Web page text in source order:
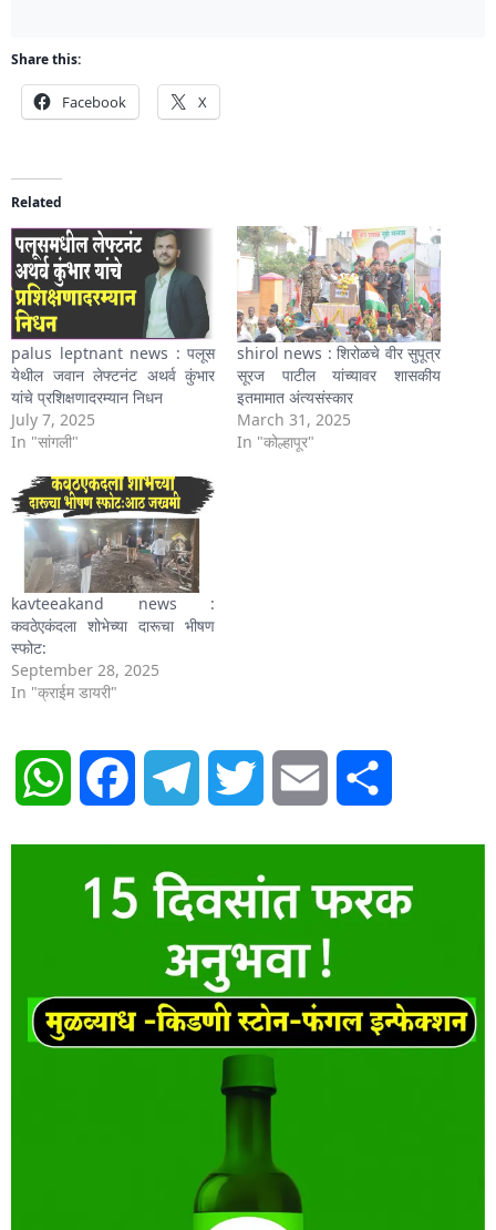
Share this:
Facebook X
Related
palus leptnant news : पलूस
येथील जवान लेफ्टनंट अथर्व कुंभार
यांचे प्रशिक्षणादरम्यान निधन
July 7, 2025
In "सांगली"
shirol news : शिरोळचे वीर सुपूत्र
सूरज पाटील यांच्यावर शासकीय
इतमामात अंत्यसंस्कार
March 31, 2025
In "कोल्हापूर"
kavteeakand news :
कवठेएकंदला शोभेच्या दारूचा भीषण
स्फोट:
September 28, 2025
In "क्राईम डायरी"
WhatsAppFacebook Telegram Twitter Email